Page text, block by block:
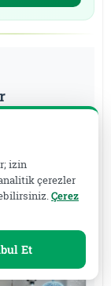
izin
çerezler
Çerez
Et